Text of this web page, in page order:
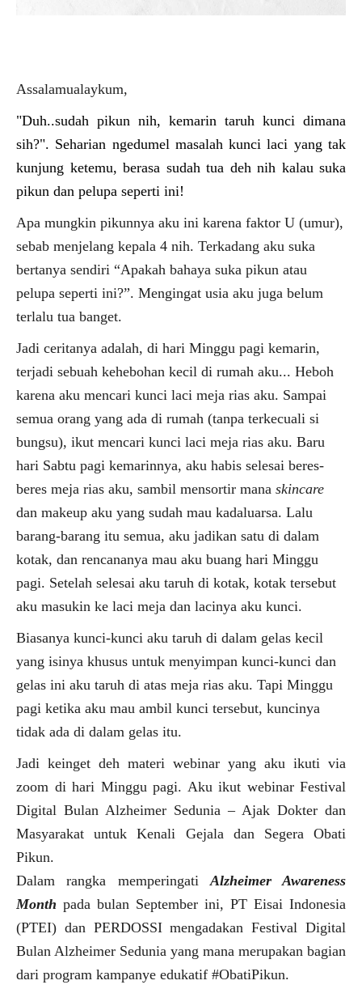
Assalamualaykum,
"Duh..sudah pikun nih, kemarin taruh kunci dimana
sih?". Seharian ngedumel masalah kunci laci yang tak
kunjung ketemu, berasa sudah tua deh nih kalau suka
pikun dan pelupa seperti ini!
Apa mungkin pikunnya aku ini karena faktor U (umur),
sebab menjelang kepala 4 nih. Terkadang aku suka
bertanya sendiri “Apakah bahaya suka pikun atau
pelupa seperti ini?”. Mengingat usia aku juga belum
terlalu tua banget.
Jadi ceritanya adalah, di hari Minggu pagi kemarin,
terjadi sebuah kehebohan kecil di rumah aku... Heboh
karena aku mencari kunci laci meja rias aku. Sampai
semua orang yang ada di rumah (tanpa terkecuali si
bungsu), ikut mencari kunci laci meja rias aku. Baru
hari Sabtu pagi kemarinnya, aku habis selesai beres-
beres meja rias aku, sambil mensortir mana skincare
dan makeup aku yang sudah mau kadaluarsa. Lalu
barang-barang itu semua, aku jadikan satu di dalam
kotak, dan rencananya mau aku buang hari Minggu
pagi. Setelah selesai aku taruh di kotak, kotak tersebut
aku masukin ke laci meja dan lacinya aku kunci.
Biasanya kunci-kunci aku taruh di dalam gelas kecil
yang isinya khusus untuk menyimpan kunci-kunci dan
gelas ini aku taruh di atas meja rias aku. Tapi Minggu
pagi ketika aku mau ambil kunci tersebut, kuncinya
tidak ada di dalam gelas itu.
Jadi keinget deh materi webinar yang aku ikuti via
zoom di hari Minggu pagi. Aku ikut webinar Festival
Digital Bulan Alzheimer Sedunia – Ajak Dokter dan
Masyarakat untuk Kenali Gejala dan Segera Obati
Pikun.
Dalam rangka memperingatiAlzheimer Awareness
Month pada bulan September ini, PT Eisai Indonesia
(PTEI) dan PERDOSSI mengadakan Festival Digital
Bulan Alzheimer Sedunia yang mana merupakan bagian
dari program kampanye edukatif #ObatiPikun.